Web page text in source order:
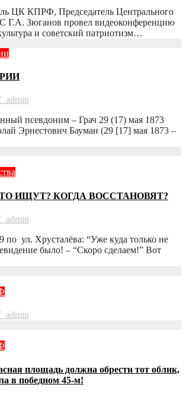
ЦК КПРФ, Председатель Центрального
Зюганов провел видеоконференцию
и советский патриотизм…
псевдоним – Грач 29 (17) мая 1873
Эрнестович Бауман (29 [17] мая 1873 –
ИЩУТ? КОГДА ВОССТАНОВЯТ?
ул. Хрусталёва: “Уже куда только не
было! – “Скоро сделаем!” Вот
площадь должна обрести тот облик,
в победном 45-м!